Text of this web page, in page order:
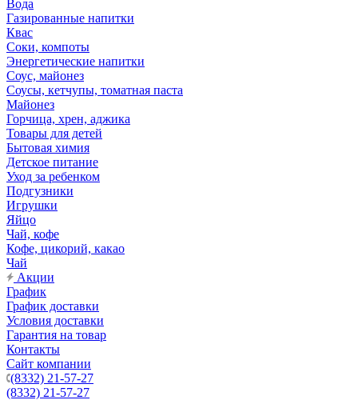
Вода
Газированные напитки
Квас
Соки, компоты
Энергетические напитки
Соус, майонез
Соусы, кетчупы, томатная паста
Майонез
Горчица, хрен, аджика
Товары для детей
Бытовая химия
Детское питание
Уход за ребенком
Подгузники
Игрушки
Яйцо
Чай, кофе
Кофе, цикорий, какао
Чай
Акции
График
График доставки
Условия доставки
Гарантия на товар
Контакты
Сайт компании
(8332) 21-57-27
(8332) 21-57-27